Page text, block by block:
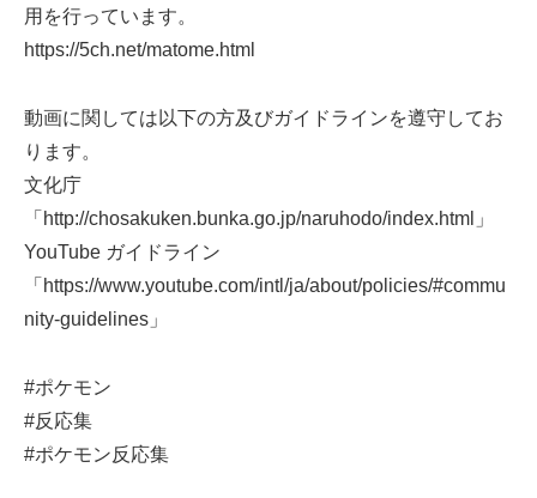
用を行っています。
https://5ch.net/matome.html
動画に関しては以下の方及びガイドラインを遵守してお
ります。
文化庁
「http://chosakuken.bunka.go.jp/naruhodo/index.html」
YouTube ガイドライン
「https://www.youtube.com/intl/ja/about/policies/#commu
nity-guidelines」
#ポケモン
#反応集
#ポケモン反応集